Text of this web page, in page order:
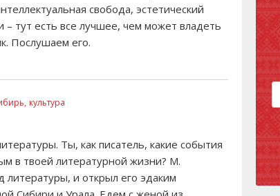
свобода, эстетический
тут есть все лучшее, чем может владеть
Послушаем его.
культура
Ты, как писатель, какие события
в твоей литературной жизни? М.
литературы, и открыл его эдаким